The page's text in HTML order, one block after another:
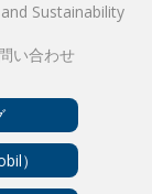
Sustainability
い合わせ
）